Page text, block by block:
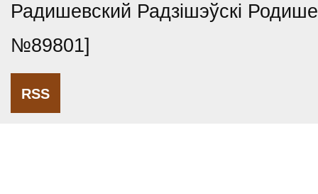
Радишевский Радзiшэўскi
№89801]
RSS